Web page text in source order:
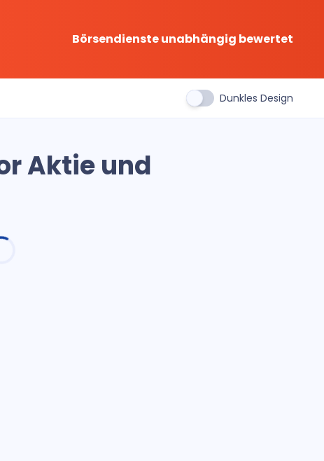
Börsendienste unabhängig bewertet
Dunkles Design
Aktie und